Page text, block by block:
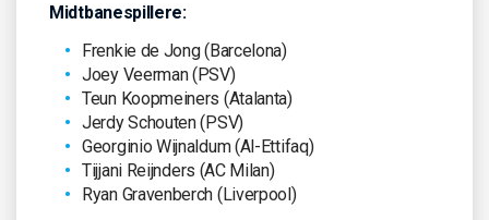
Midtbanespillere:
Frenkie de Jong (Barcelona)
Joey Veerman (PSV)
Teun Koopmeiners (Atalanta)
Jerdy Schouten (PSV)
Georginio Wijnaldum (Al-Ettifaq)
Tijjani Reijnders (AC Milan)
Ryan Gravenberch (Liverpool)